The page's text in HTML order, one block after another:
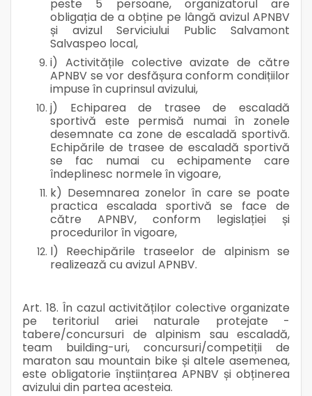
peste 5 persoane, organizatorul are
obligația de a obține pe lângă avizul APNBV
și avizul Serviciului Public Salvamont
Salvaspeo local,
i) Activitățile colective avizate de către
APNBV se vor desfășura conform condițiilor
impuse în cuprinsul avizului,
j) Echiparea de trasee de escaladă
sportivă este permisă numai în zonele
desemnate ca zone de escaladă sportivă.
Echipările de trasee de escaladă sportivă
se fac numai cu echipamente care
îndeplinesc normele în vigoare,
k) Desemnarea zonelor în care se poate
practica escalada sportivă se face de
către APNBV, conform legislației și
procedurilor în vigoare,
l) Reechipările traseelor de alpinism se
realizează cu avizul APNBV.
Art. 18. În cazul activităților colective organizate
pe teritoriul ariei naturale protejate -
tabere/concursuri de alpinism sau escaladă,
team building-uri, concursuri/competiții de
maraton sau mountain bike și altele asemenea,
este obligatorie înștiințarea APNBV și obținerea
avizului din partea acesteia.